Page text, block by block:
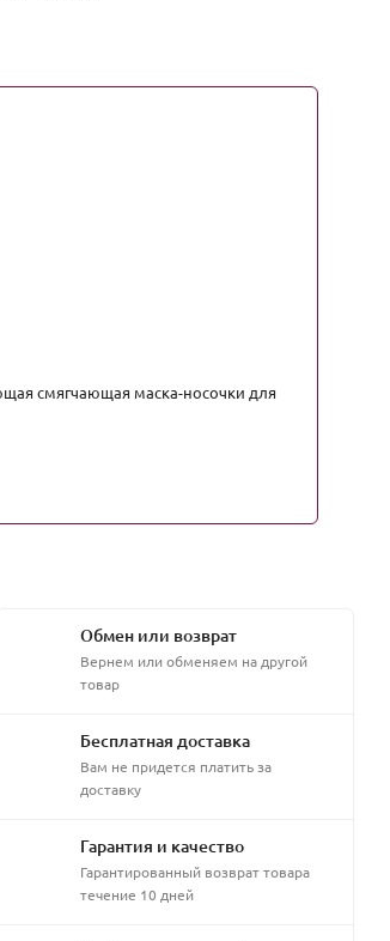
смягчающая маска-носочки для
Обмен или возврат
Вернем или обменяем на другой
товар
Бесплатная доставка
Вам не придется платить за
доставку
Гарантия и качество
Гарантированный возврат товара
течение 10 дней